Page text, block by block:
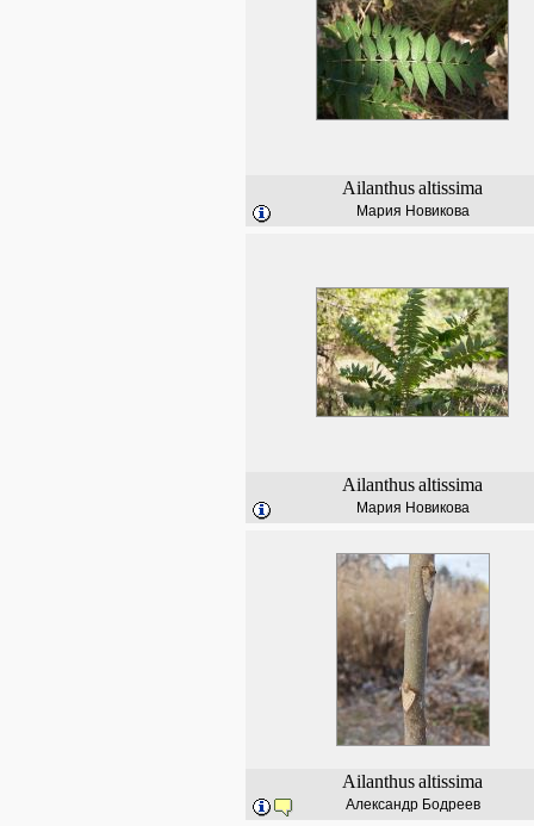
Ailanthusaltissima
Мария Новикова
Ailanthusaltissima
Мария Новикова
Ailanthusaltissima
Александр Бодреев